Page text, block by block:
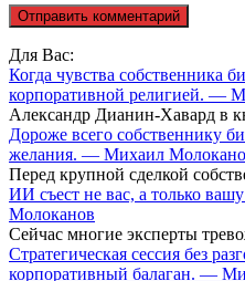
Для Вас:
Когда чувства собственника
корпоративной религией. —
Александр Дианин-Хавард в
Дороже всего собственнику
желания. — Михаил
Перед крупной сделкой
ИИ съест не вас, а только
Молоканов
Сейчас многие эксперты
Стратегическая сессия без
корпоративный балаган. —